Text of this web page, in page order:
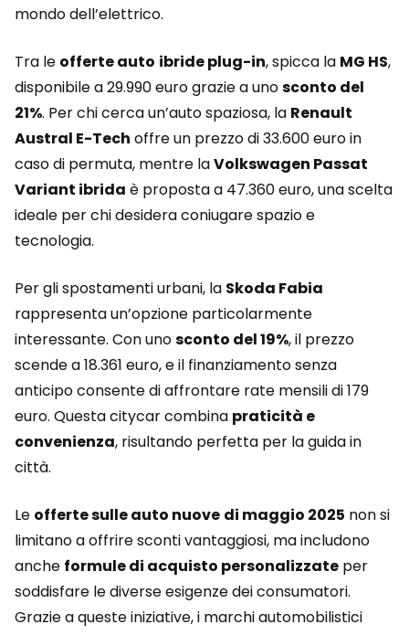
mondo dell’elettrico.
Tra le offerte auto ibride plug-in, spicca la MG HS,
disponibile a 29.990 euro grazie a unosconto del
21%. Per chi cerca un’auto spaziosa, la Renault
Austral E-Tech offre un prezzo di 33.600 euro in
caso di permuta, mentre laVolkswagen Passat
Variant ibrida è proposta a 47.360 euro, una scelta
ideale per chi desidera coniugare spazio e
tecnologia.
Per gli spostamenti urbani, la Skoda Fabia
rappresenta un’opzione particolarmente
interessante. Con unosconto del 19%, il prezzo
scende a 18.361 euro, e il finanziamento senza
anticipo consente di affrontare rate mensili di 179
euro. Questa citycar combina praticità e
convenienza, risultando perfetta per la guida in
città.
Le offerte sulle auto nuove di maggio 2025 non si
limitano a offrire sconti vantaggiosi, ma includono
anche formule di acquisto personalizzate per
soddisfare le diverse esigenze dei consumatori.
Grazie a queste iniziative, i marchi automobilistici